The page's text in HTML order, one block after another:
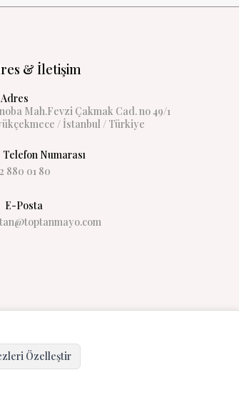
& İletişim
Adres
Mah.Fevzi Çakmak Cad. no 49/1
/ İstanbul / Türkiye
Telefon Numarası
880 01 80
E-Posta
Özelleştir